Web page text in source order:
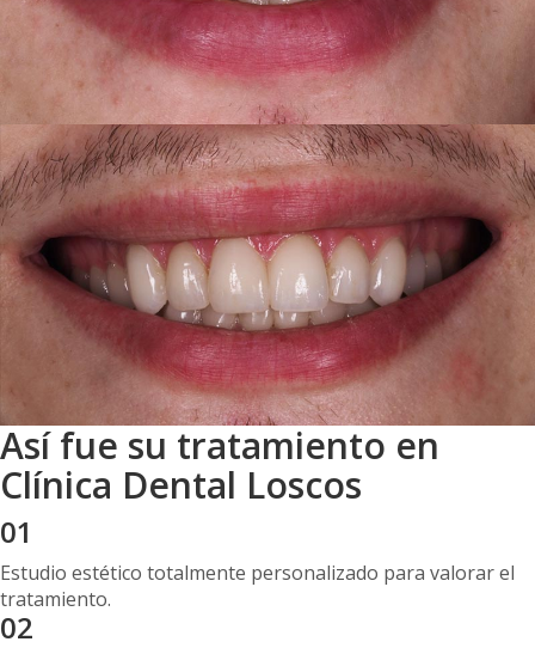
Así fue su tratamiento en
Clínica Dental Loscos
01
Estudio estético totalmente personalizado para valorar el
tratamiento.
02